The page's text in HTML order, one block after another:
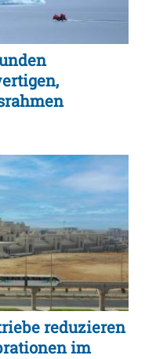
reduzieren
im